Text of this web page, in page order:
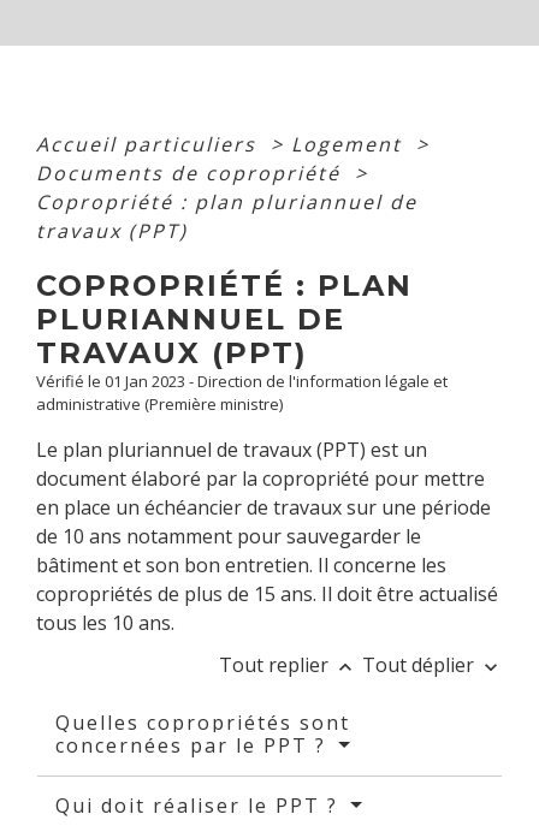
Accueil particuliers > Logement >
Documents de copropriété
>
Copropriété : plan pluriannuel de
travaux (PPT)
COPROPRIÉTÉ : PLAN
PLURIANNUEL DE
TRAVAUX (PPT)
Vérifié le 01 Jan 2023 - Direction de l'information légale et
administrative (Première ministre)
Le plan pluriannuel de travaux (PPT) est un
document élaboré par la copropriété pour mettre
en place un échéancier de travaux sur une période
de 10 ans notamment pour sauvegarder le
bâtiment et son bon entretien. Il concerne les
copropriétés de plus de 15 ans. Il doit être actualisé
tous les 10 ans.
Tout replier keyboard_arrow_up Tout déplier keyboard_arrow_down
Quelles copropriétés sont
concernées par le PPT ?
Qui doit réaliser le PPT ?